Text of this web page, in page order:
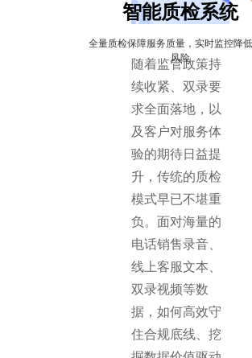
智能质检系统
全量质检保障服务质量，实时监控降
风险
随着监管政策持
续收紧、双录要
求全面落地，以
及客户对服务体
验的期待日益提
升，传统的质检
模式早已不堪重
负。面对海量的
电话销售录音、
线上客服文本、
双录视频等数
据，如何高效守
住合规底线、挖